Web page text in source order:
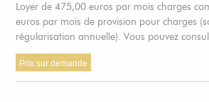
Loyer de 475,00 euros par mois charges
euros par mois de provision pour charges
régularisation annuelle). Vous pouvez
Prix sur demande